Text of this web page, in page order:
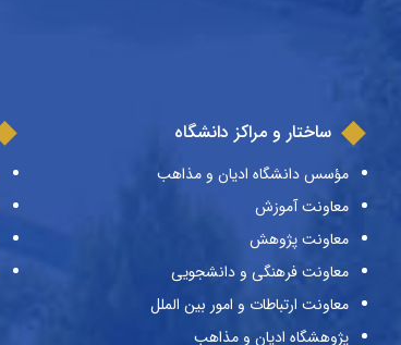
ساختار و مراکز دانشگاه
مؤسس دانشگاه ادیان و مذاهب
معاونت آموزش
معاونت پژوهش
معاونت فرهنگی و دانشجویی
معاونت ارتباطات و امور بین الملل
پژوهشگاه ادیان و مذاهب